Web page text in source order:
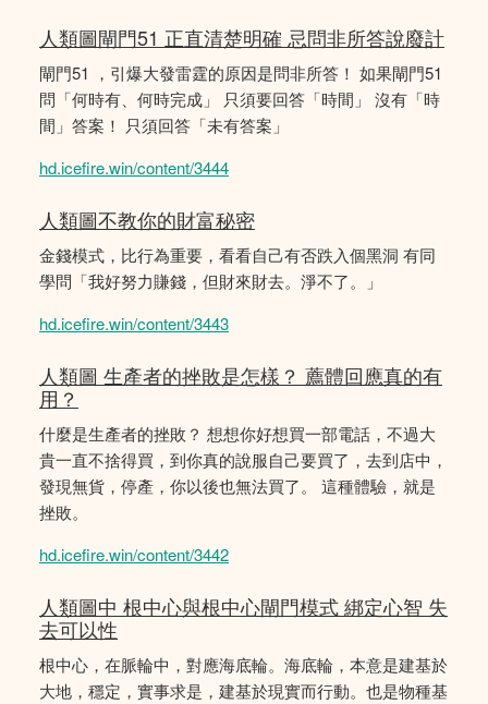
人類圖閘門51 正直清楚明確 忌問非所答說廢計
閘門51 ，引爆大發雷霆的原因是問非所答！ 如果閘門51
問「何時有、何時完成」 只須要回答「時間」 沒有「時
間」答案！ 只須回答「未有答案」
hd.icefire.win/content/3444
人類圖不教你的財富秘密
金錢模式，比行為重要，看看自己有否跌入個黑洞 有同
學問「我好努力賺錢，但財來財去。淨不了。」
hd.icefire.win/content/3443
人類圖 生產者的挫敗是怎樣？ 薦體回應真的有
用？
什麼是生產者的挫敗？ 想想你好想買一部電話，不過大
貴一直不捨得買，到你真的說服自己要買了，去到店中，
發現無貨，停產，你以後也無法買了。 這種體驗，就是
挫敗。
hd.icefire.win/content/3442
人類圖中 根中心與根中心閘門模式 綁定心智 失
去可以性
根中心，在脈輪中，對應海底輪。海底輪，本意是建基於
大地，穩定，實事求是，建基於現實而行動。也是物種基